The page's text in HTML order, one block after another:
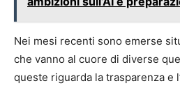
Nei mesi recenti sono emerse
che vanno al cuore di diverse
queste riguarda la trasparenza e